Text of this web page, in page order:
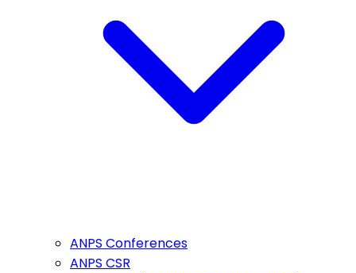
ANPS Conferences
ANPS CSR